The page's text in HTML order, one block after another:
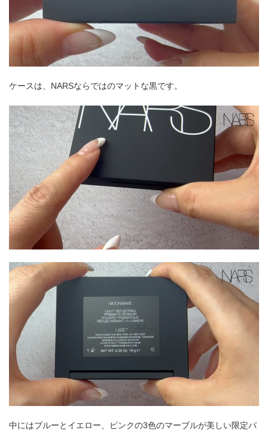
ケースは、NARSならではのマットな黒です。
中にはブルーとイエロー、ピンクの3色のマーブルが美しい限定パ